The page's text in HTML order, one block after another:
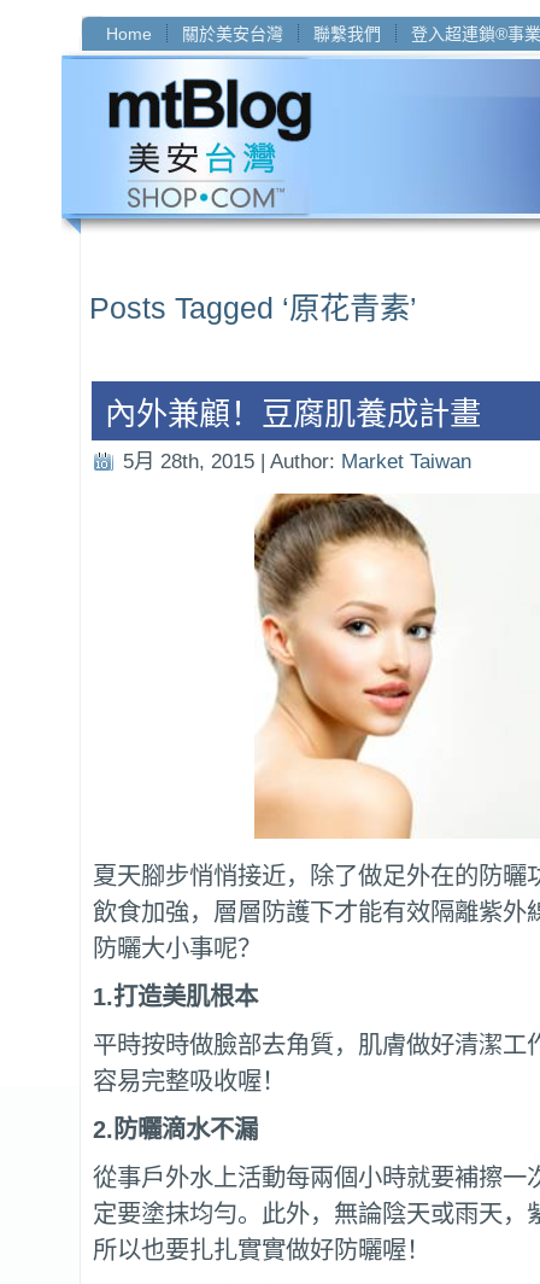
Home 關於美安台灣 聯繫我們 登入超連鎖®事業
Posts Tagged ‘原花青素’
內外兼顧！豆腐肌養成計畫
5月 28th, 2015 | Author: Market Taiwan
夏天腳步悄悄接近，除了做足外在的防曬
飲食加強，層層防護下才能有效隔離紫外
防曬大小事呢？
1.打造美肌根本
平時按時做臉部去角質，肌膚做好清潔工
容易完整吸收喔！
2. 防曬滴水不漏
從事戶外水上活動每兩個小時就要補擦一
定要塗抹均勻。此外，無論陰天或雨天，
所以也要扎扎實實做好防曬喔！